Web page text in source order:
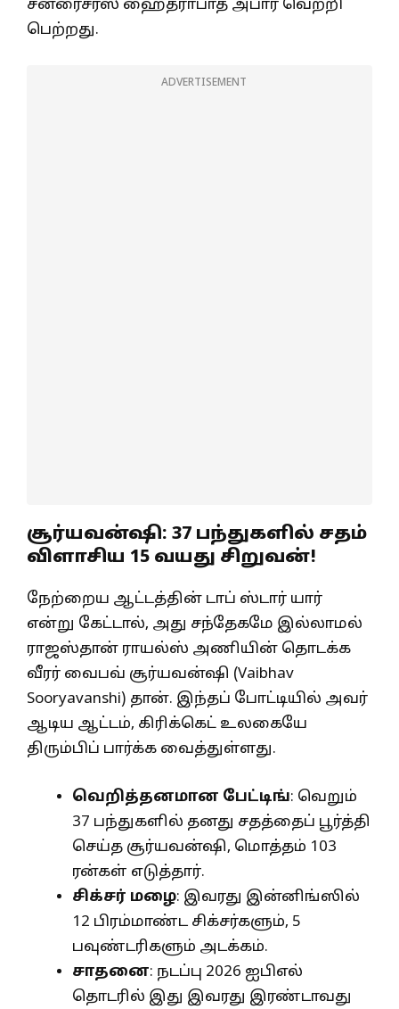
சன்ரைசர்ஸ் ஹைதராபாத் அபார வெற்றி
பெற்றது.
ADVERTISEMENT
சூர்யவன்ஷி: 37 பந்துகளில் சதம்
விளாசிய 15 வயது சிறுவன்!
நேற்றைய ஆட்டத்தின் டாப் ஸ்டார் யார்
என்று கேட்டால், அது சந்தேகமே இல்லாமல்
ராஜஸ்தான் ராயல்ஸ் அணியின் தொடக்க
வீரர் வைபவ் சூர்யவன்ஷி (Vaibhav
Sooryavanshi) தான். இந்தப் போட்டியில் அவர்
ஆடிய ஆட்டம், கிரிக்கெட் உலகையே
திரும்பிப் பார்க்க வைத்துள்ளது.
வெறித்தனமான பேட்டிங்: வெறும்
37 பந்துகளில் தனது சதத்தைப் பூர்த்தி
செய்த சூர்யவன்ஷி, மொத்தம் 103
ரன்கள் எடுத்தார்.
சிக்சர் மழை: இவரது இன்னிங்ஸில்
12 பிரம்மாண்ட சிக்சர்களும், 5
பவுண்டரிகளும் அடக்கம்.
சாதனை: நடப்பு 2026 ஐபிஎல்
தொடரில் இது இவரது இரண்டாவது